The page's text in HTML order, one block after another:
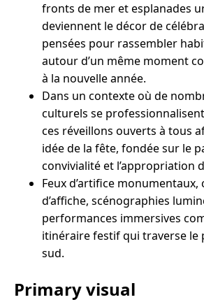
fronts de mer et esplanades
deviennent le décor de
pensées pour rassembler
autour d’un même moment
à la nouvelle année.
Dans un contexte où de
culturels se
ces réveillons ouverts à tous
idée de la fête, fondée sur le
convivialité et l’appropriation
Feux d’artifice
d’affiche, scénographies
performances immersives
itinéraire festif qui traverse le
sud.
Primary visual